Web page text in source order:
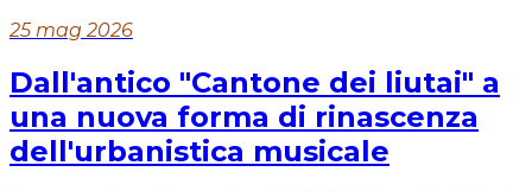
25 mag 2026
Dall'antico "Cantone dei liutai" a
una nuova forma di rinascenza
dell'urbanistica musicale